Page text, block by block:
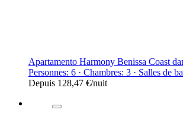
Apartamento Harmony Benissa Coast
Personnes: 6 · Chambres: 3 · Salles de
Depuis 128,47 €/nuit